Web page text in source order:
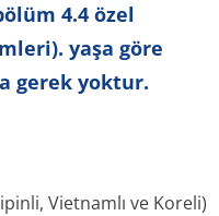
4.4 özel
yaşa göre
gerek yoktur.
Vietnamlı ve Koreli)